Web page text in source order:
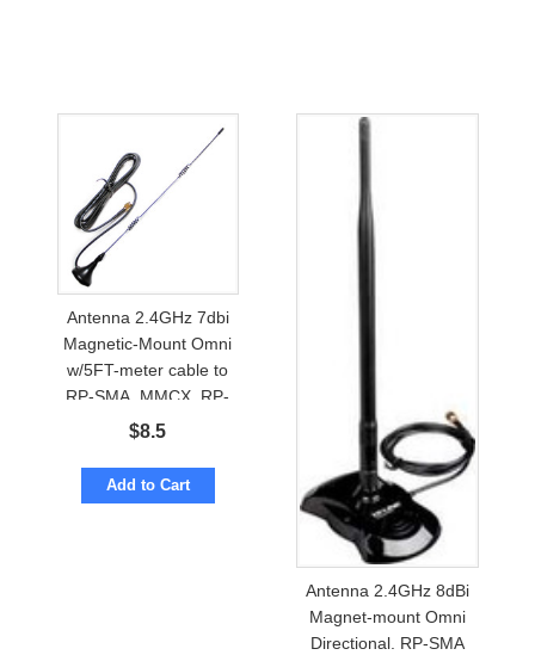
Antenna 2.4GHz 7dbi
Magnetic-Mount Omni
w/5FT-meter cable to
RP-SMA, MMCX, RP-
TNC
$8.5
Add to Cart
Antenna 2.4GHz 8dBi
Magnet-mount Omni
Directional. RP-SMA